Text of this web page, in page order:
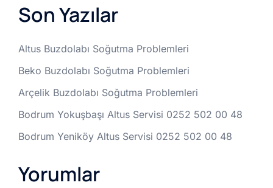
Son Yazılar
Altus Buzdolabı Soğutma Problemleri
Beko Buzdolabı Soğutma Problemleri
Arçelik Buzdolabı Soğutma Problemleri
Bodrum Yokuşbaşı Altus Servisi 0252 502 00 48
Bodrum Yeniköy Altus Servisi 0252 502 00 48
Yorumlar